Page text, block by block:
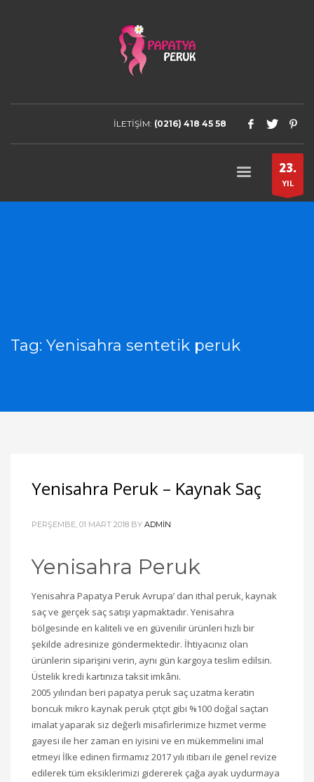
İLETİŞİM: (0216) 418 45 58
23.
YIL
Tag: Yenisahra sentetik peruk
Yenisahra Peruk – Kaynak Saç
PERŞEMBE, 01 MART 2018 BY ADMIN
Yenisahra Peruk
Yenisahra Papatya Peruk Avrupa’ dan ithal peruk, kaynak
saç ve gerçek saç satışı yapmaktadır. Yenisahra
bölgesinde en kaliteli ve en güvenilir ürünleri hızlı bir
şekilde adresinize göndermektedir. İhtiyacınız olan
ürünlerin siparişini verin, aynı gün kargoya teslim edilsin.
Üstelik kredi kartınıza taksit imkânı.
2005 yılından beri papatya peruk saç uzatma keratin
boncuk mikro kaynak peruk çıtçıt gibi %100 doğal saçtan
imalat yaparak siz değerli misafirlerimize hizmet verme
gayesi ile her zaman en iyisini ve en mükemmelini imal
etmeyi İlke edinen firmamız 2017 yılı itibarı ile genel revize
edilerek tüm eksiklerimizi gidererek çağa ayak uydurmaya